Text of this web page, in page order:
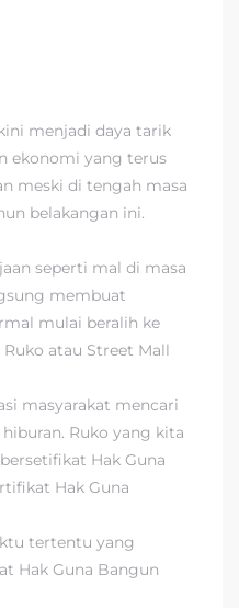
menjadi daya tarik
ekonomi yang terus
meski di tengah masa
belakangan ini.
seperti mal di masa
membuat
mulai beralih ke
atau Street Mall
masyarakat mencari
Ruko yang kita
Hak Guna
Hak Guna
tertentu yang
Hak Guna Bangun